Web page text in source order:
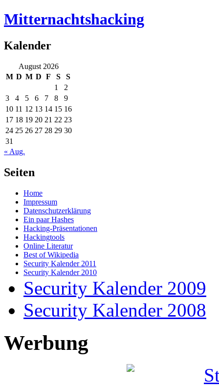
Mitternachtshacking
Kalender
August 2026
M D M D F S
S
1
2
3
4 5 6 7 8
9
10 11 12 13 14 15 16
17 18 19 20 21 22 23
24 25 26 27 28 29 30
31
« Aug.
Seiten
Home
Impressum
Datenschutzerklärung
Ein paar Hashes
Hacking-Präsentationen
Hackingtools
Online Literatur
Best of Wikipedia
Security Kalender 2011
Security Kalender 2010
Security Kalender 2009
Security Kalender 2008
Werbung